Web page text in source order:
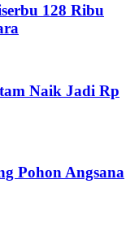
128 Ribu
Naik Jadi Rp
Pohon Angsana